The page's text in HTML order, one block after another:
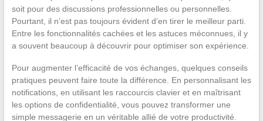
soit pour des discussions professionnelles ou personnelles.
Pourtant, il n’est pas toujours évident d’en tirer le meilleur parti.
Entre les fonctionnalités cachées et les astuces méconnues, il y
a souvent beaucoup à découvrir pour optimiser son expérience.
Pour augmenter l’efficacité de vos échanges, quelques conseils
pratiques peuvent faire toute la différence. En personnalisant les
notifications, en utilisant les raccourcis clavier et en maîtrisant
les options de confidentialité, vous pouvez transformer une
simple messagerie en un véritable allié de votre productivité.